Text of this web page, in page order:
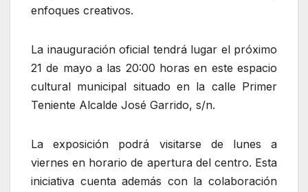
enfoques creativos.
La inauguración oficial tendrá lugar el próximo
21 de mayo a las 20:00 horas en este espacio
cultural municipal situado en la calle Primer
Teniente Alcalde José Garrido, s/n.
La exposición podrá visitarse de lunes a
viernes en horario de apertura del centro. Esta
iniciativa cuenta además con la colaboración